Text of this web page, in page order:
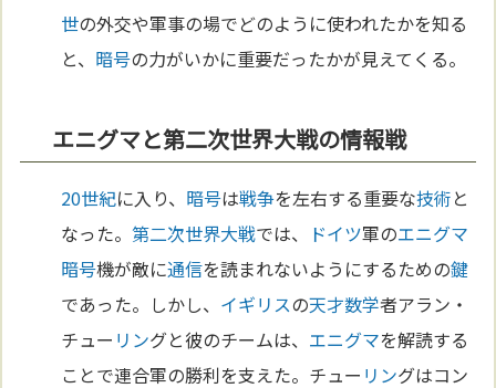
世の外交や軍事の場でどのように使われたかを知る
と、 暗号の力がいかに重要だったかが見えてくる。
エニグマと第二次世界大戦の情報戦
20世紀に入り、 暗号は戦争を左右する重要な技術と
なった。第二次世界大戦では、 ドイツ軍のエニグマ
暗号機が敵に通信を読まれないようにするための鍵
であった。しかし、 イギリスの天才数学者アラン・
チュー リングと彼のチームは、 エニグマを解読する
ことで連合軍の勝利を支えた。チュー リングはコン